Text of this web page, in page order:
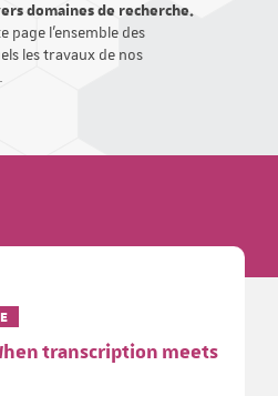
domaines de recherche.
page l'ensemble des
les travaux de nos
transcription meets